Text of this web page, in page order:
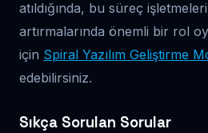
atıldığında, bu süreç
artırmalarında önemli bir rol
için Spiral Yazılım Geliştirme
edebilirsiniz.
Sıkça Sorulan Sorular